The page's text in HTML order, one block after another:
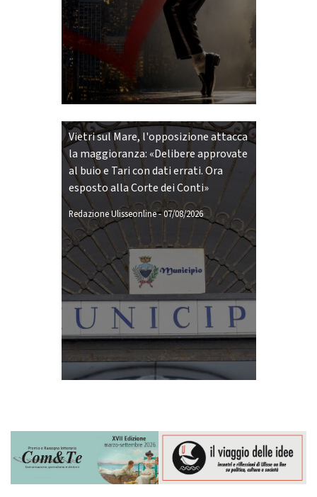
Vietri sul Mare, l'opposizione attacca
la maggioranza: «Delibere approvate
al buio e Tari con dati errati. Ora
esposto alla Corte dei Conti»
Redazione Ulisseonline-07/08/2026